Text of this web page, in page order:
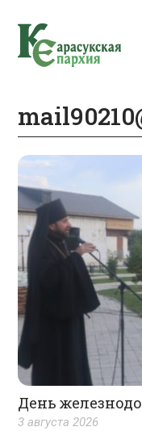
День
3 августа 2026